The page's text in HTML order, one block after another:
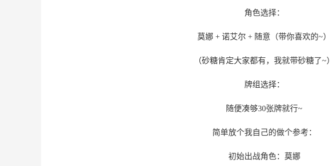
角色选择：
莫娜 + 诺艾尔 + 随意（带你喜欢的~）
（砂糖肯定大家都有，我就带砂糖了~）
牌组选择：
随便凑够30张牌就行~
简单放个我自己的做个参考：
初始出战角色：莫娜